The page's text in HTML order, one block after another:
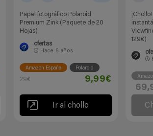
Papel fotográfico Polaroid
Premium Zink (Paquete de 20
Hojas)
ofertas
Hace 6 años
Amazon España Polaroid
29€ 9,99€
Ir al chollo
129€)